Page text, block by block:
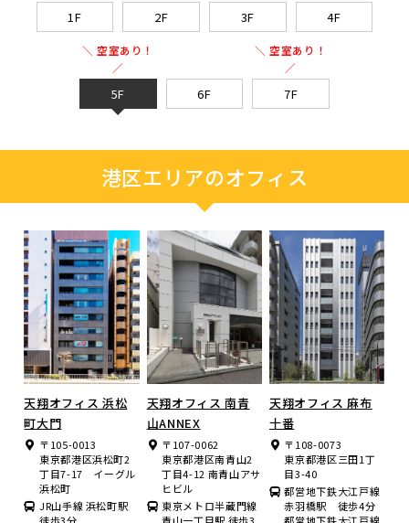
1F 2F 3F 4F
＼ 空室あり！
／
5F 6F
＼ 空室あり！
／
7F
港区エリアのオフィス
天翔オフィス 浜松
町大門
〒105-0013
東京都港区浜松町2
丁目7-17 イーグル
浜松町
JR山手線 浜松町駅
天翔オフィス 南青
山ANNEX
〒107-0062
東京都港区南青山2
丁目4-12 南青山アサ
ヒビル
東京メトロ半蔵門線
天翔オフィス 麻布
十番
〒108-0073
東京都港区三田1丁
目3-40
都営地下鉄大江戸線
赤羽橋駅 徒歩4分